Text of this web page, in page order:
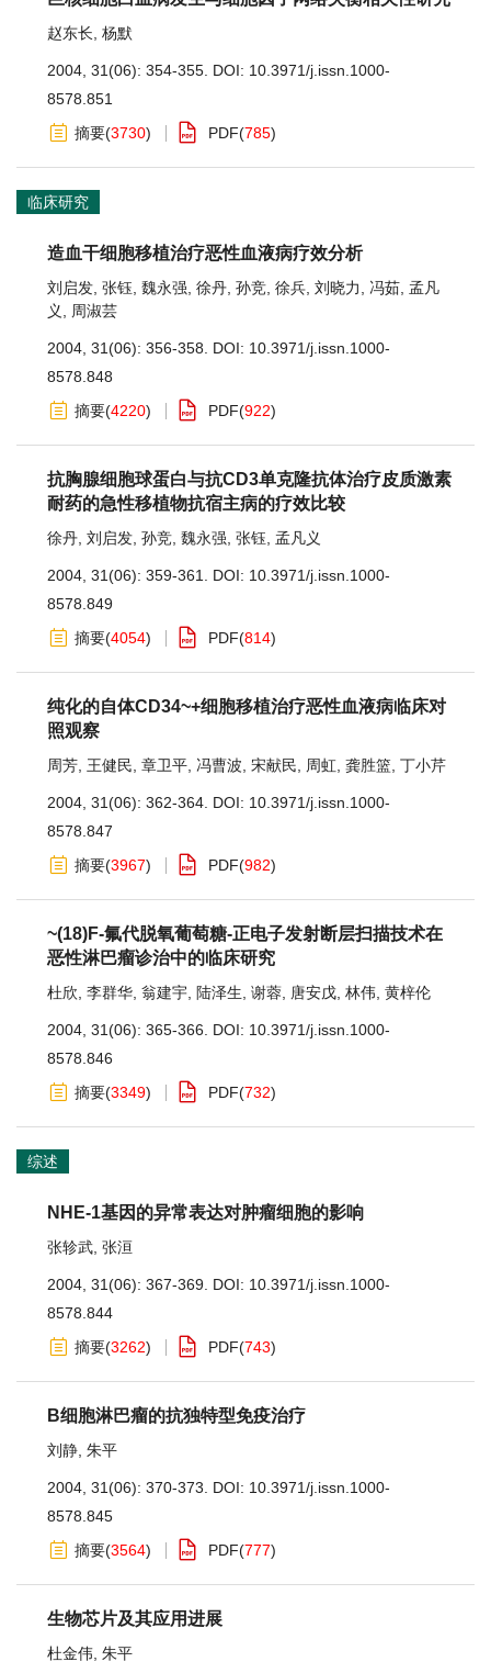
赵东长 杨默
2004, 31(06): 354-355. DOI: 10.3971/j.issn.1000-
8578.851
摘要(3730) PDF(785)
临床研究
造血干细胞移植治疗恶性血液病疗效分析
刘启发 张钰 魏永强 徐丹 孙竞 徐兵 刘晓力 冯茹 孟凡
义
周淑芸
2004, 31(06): 356-358. DOI: 10.3971/j.issn.1000-
8578.848
摘要(4220) PDF(922)
抗胸腺细胞球蛋白与抗CD3单克隆抗体治疗皮质激素
耐药的急性移植物抗宿主病的疗效比较
徐丹 刘启发 孙竞 魏永强 张钰 孟凡义
2004, 31(06): 359-361. DOI: 10.3971/j.issn.1000-
8578.849
摘要(4054) PDF(814)
纯化的自体CD34~+细胞移植治疗恶性血液病临床对
照观察
周芳 王健民 章卫平 冯曹波 宋献民 周虹 龚胜篮 丁小芹
2004, 31(06): 362-364. DOI: 10.3971/j.issn.1000-
8578.847
摘要(3967) PDF(982)
~(18)F-氟代脱氧葡萄糖-正电子发射断层扫描技术在
恶性淋巴瘤诊治中的临床研究
杜欣 李群华 翁建宇 陆泽生 谢蓉 唐安戊 林伟 黄梓伦
2004, 31(06): 365-366. DOI: 10.3971/j.issn.1000-
8578.846
摘要(3349) PDF(732)
综述
NHE-1基因的异常表达对肿瘤细胞的影响
张轸武 张洹
2004, 31(06): 367-369. DOI: 10.3971/j.issn.1000-
8578.844
摘要(3262) PDF(743)
B细胞淋巴瘤的抗独特型免疫治疗
刘静 朱平
2004, 31(06): 370-373. DOI: 10.3971/j.issn.1000-
8578.845
摘要(3564) PDF(777)
生物芯片及其应用进展
杜金伟 朱平